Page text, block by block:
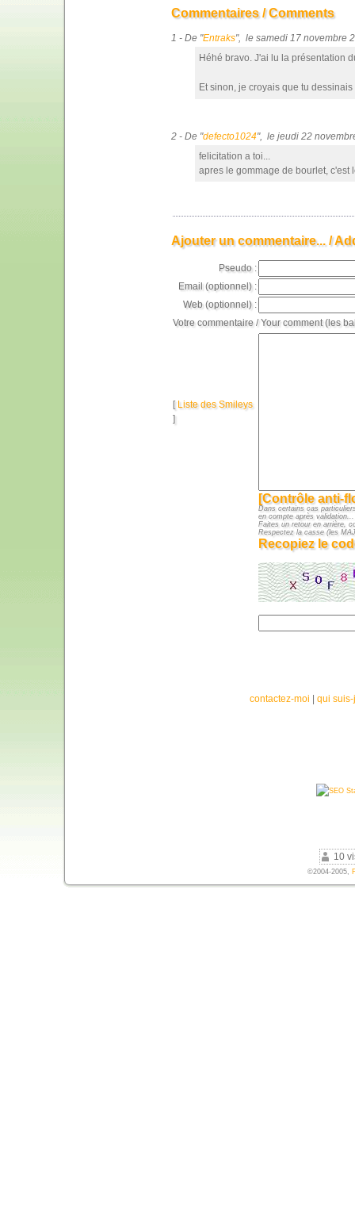
Commentaires / Comments
1 - De "Entraks", le samedi 17 novembre
Héhé bravo. J'ai lu la présentation
Et sinon, je croyais que tu
2 - De "defecto1024", le jeudi 22
felicitation a toi...
apres le gommage de bourlet, c'est
Ajouter un commentaire... /
Pseudo :
Email (optionnel) :
Web (optionnel) :
Votre commentaire / Your comment (les
[ Liste des Smileys
]
[Contrôle anti-
Dans certains cas
en compte après
Faites un retour en arrière,
Respectez la casse (les
Recopiez le
contactez-moi qui
10
©2004-2005,